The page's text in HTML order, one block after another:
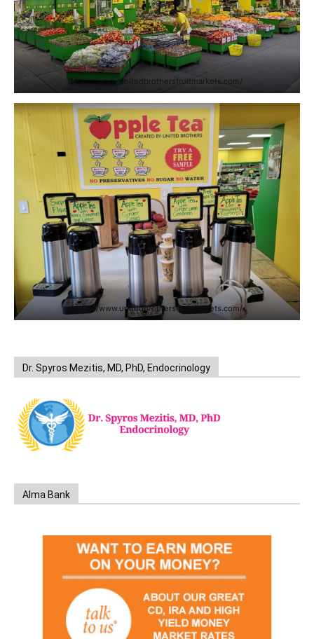
https://www.unitedbrothersfruitmarkets.com/
https://www.unitedbrothersfruitmarkets.com/
Dr. Spyros Mezitis, MD, PhD, Endocrinology
Alma Bank